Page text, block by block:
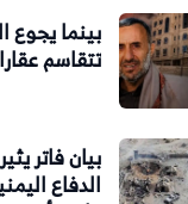
بينما يجوع
تتقاسم
بيان فاتر
الدفاع